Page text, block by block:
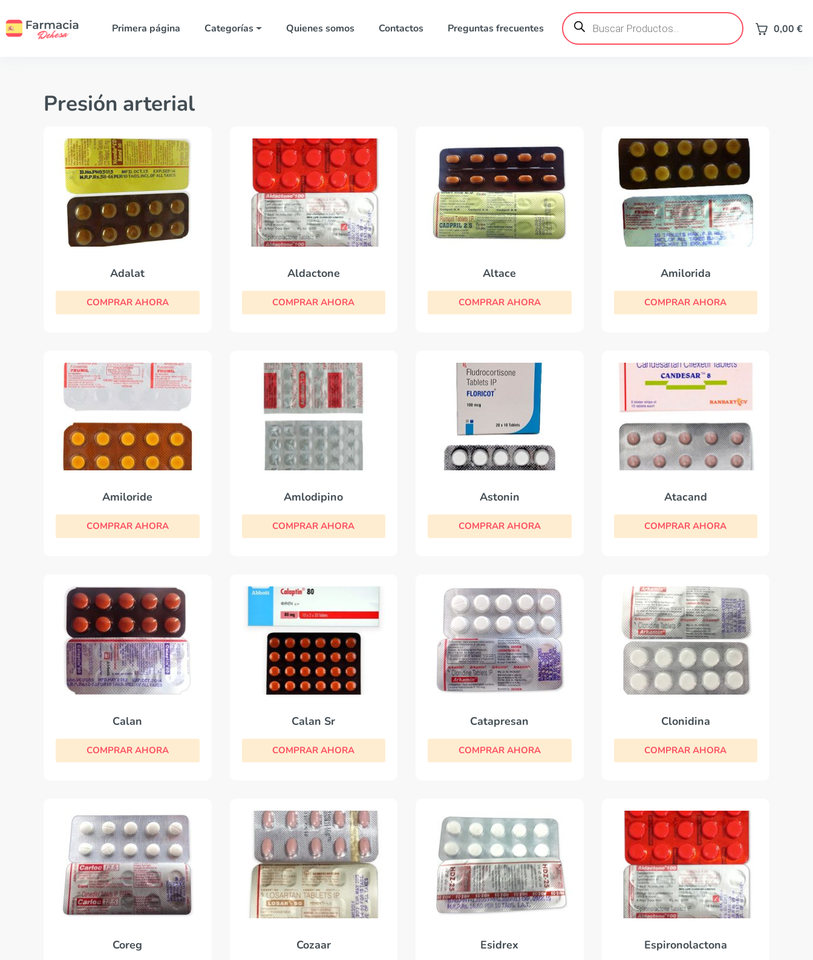
Primera página Categorías Quienes somos Contactos Preguntas frecuentes
Búsqueda
de
productos 0,00 €
Presión arterial
Adalat
COMPRAR AHORA
Aldactone
COMPRAR AHORA
Altace
COMPRAR AHORA
Amilorida
COMPRAR AHORA
Amiloride
COMPRAR AHORA
Amlodipino
COMPRAR AHORA
Astonin
COMPRAR AHORA
Atacand
COMPRAR AHORA
Calan
COMPRAR AHORA
Calan Sr
COMPRAR AHORA
Catapresan
COMPRAR AHORA
Clonidina
COMPRAR AHORA
Coreg Cozaar Esidrex Espironolactona